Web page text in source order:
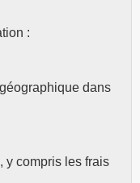
:
dans
y compris les frais